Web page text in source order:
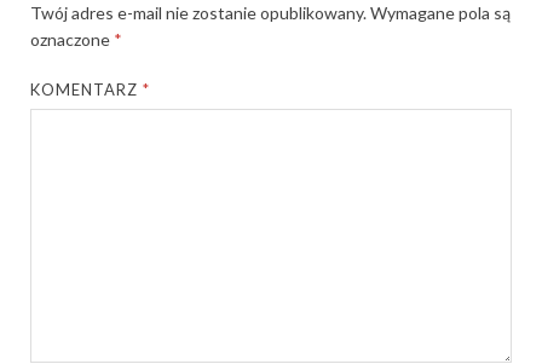
Twój adres e-mail nie zostanie opublikowany.Wymagane pola są
oznaczone *
KOMENTARZ*